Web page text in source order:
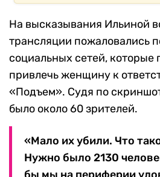
На высказывания Ильиной
трансляции пожаловались
социальных сетей, которые
привлечь женщину к
«Подъем». Судя по
было около 60 зрителей.
«Мало их убили. Что
Нужно было 2130